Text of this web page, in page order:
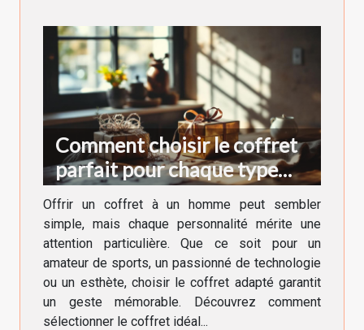
Comment choisir le coffret
parfait pour chaque type
d'homme ?
Offrir un coffret à un homme peut sembler
simple, mais chaque personnalité mérite une
attention particulière. Que ce soit pour un
amateur de sports, un passionné de technologie
ou un esthète, choisir le coffret adapté garantit
un geste mémorable. Découvrez comment
sélectionner le coffret idéal...